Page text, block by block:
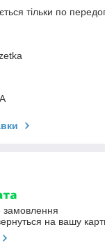
тільки по
замовлення
на вашу